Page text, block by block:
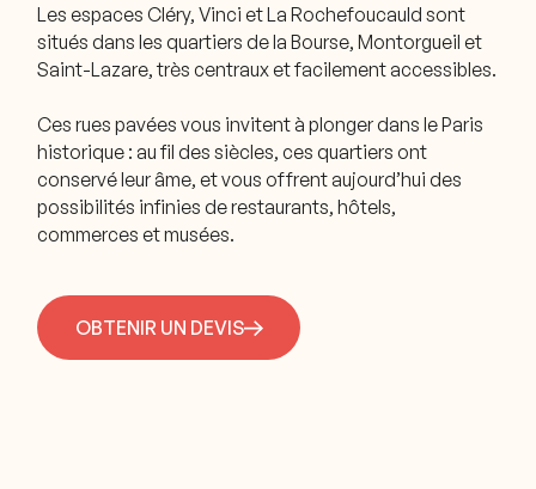
Les espaces Cléry, Vinci et La Rochefoucauld sont
situés dans les quartiers de la Bourse, Montorgueil et
Saint-Lazare, très centraux et facilement accessibles.
Ces rues pavées vous invitent à plonger dans le Paris
historique : au fil des siècles, ces quartiers ont
conservé leur âme, et vous offrent aujourd’hui des
possibilités infinies de restaurants, hôtels,
commerces et musées.
OBTENIR UN DEVIS